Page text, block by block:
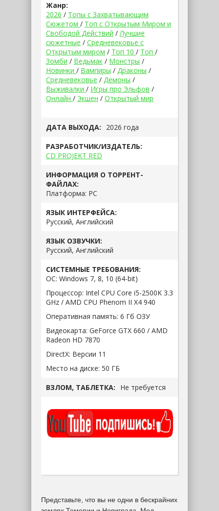
ДАТА ВЫХОДА: 2026 года
РАЗРАБОТЧИК/ИЗДАТЕЛЬ:
CD PROJEKT RED
ИНФОРМАЦИЯ О ТОРРЕНТ-
ФАЙЛАХ:
Платформа: РС
ЯЗЫК ИНТЕРФЕЙСА:
Русский, Английский
ЯЗЫК ОЗВУЧКИ:
Русский, Английский
СИСТЕМНЫЕ ТРЕБОВАНИЯ:
ОС: Windows 7, 8, 10 (64-bit)
Процессор: Intel CPU Core i5-2500K 3.3
GHz / AMD CPU Phenom II X4 940
Оперативная память: 6 Гб ОЗУ
Видеокарта: GeForce GTX 660 / AMD
Radeon HD 7870
DirectX: Версии 11
Место на диске: 50 ГБ
ВЗЛОМ, ТАБЛЕТКА: Не требуется
Жанр:
2026 / Топы с Захватывающим
Сюжетом / Топ с Открытым Миром и
Свободой Действий /Лучшие
сюжетные / Средневековье с
Открытым миром / Топ 10 / Топ /
Зомби / Ведьмак / Монстры /
Новинки / Вампиры / Драконы /
Средневековье / Демоны /
Выживалки / Игры про Эльфов /
Онлайн / Экшен / Открытый мир
Представьте, что вы не одни в бескрайних